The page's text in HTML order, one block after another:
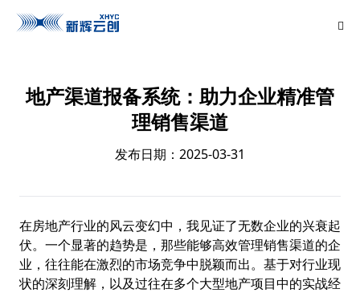
地产渠道报备系统：助力企业精准管
理销售渠道
发布日期：2025-03-31
在房地产行业的风云变幻中，我见证了无数企业的兴衰起
伏。一个显著的趋势是，那些能够高效管理销售渠道的企
业，往往能在激烈的市场竞争中脱颖而出。基于对行业现
状的深刻理解，以及过往在多个大型地产项目中的实战经